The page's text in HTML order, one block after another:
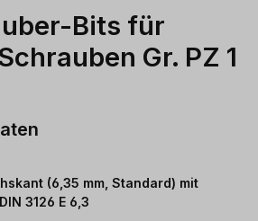
Bits für
Gr. PZ 1
(6,35 mm, Standard) mit
3126 E 6,3